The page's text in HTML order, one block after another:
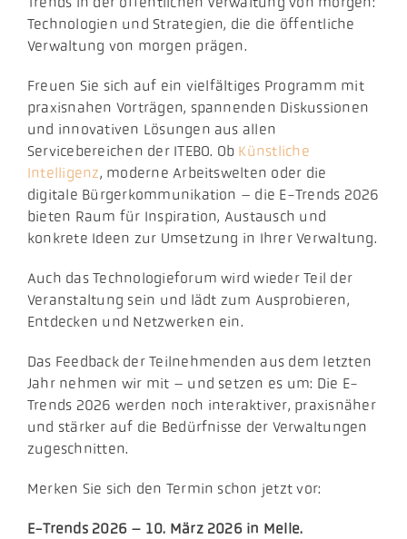
Technologien und Strategien, die die öffentliche
Verwaltung von morgen prägen.
Freuen Sie sich auf ein vielfältiges Programm mit
praxisnahen Vorträgen, spannenden Diskussionen
und innovativen Lösungen aus allen
Servicebereichen der ITEBO. Ob Künstliche
Intelligenz, moderne Arbeitswelten oder die
digitale Bürgerkommunikation – die E-Trends 2026
bieten Raum für Inspiration, Austausch und
konkrete Ideen zur Umsetzung in Ihrer Verwaltung.
Auch das Technologieforum wird wieder Teil der
Veranstaltung sein und lädt zum Ausprobieren,
Entdecken und Netzwerken ein.
Das Feedback der Teilnehmenden aus dem letzten
Jahr nehmen wir mit – und setzen es um: Die E-
Trends 2026 werden noch interaktiver, praxisnäher
und stärker auf die Bedürfnisse der Verwaltungen
zugeschnitten.
Merken Sie sich den Termin schon jetzt vor:
E-Trends 2026 – 10. März 2026 in Melle.